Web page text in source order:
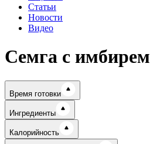
Статьи
Новости
Видео
Семга с имбирем
Время готовки
Ингредиенты
Калорийность